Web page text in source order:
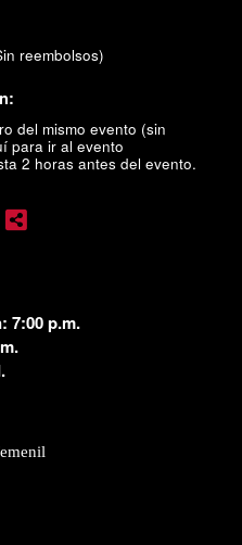
reembolsos)
del mismo evento (sin
para ir al evento
2 horas antes del evento.
7:00 p.m.